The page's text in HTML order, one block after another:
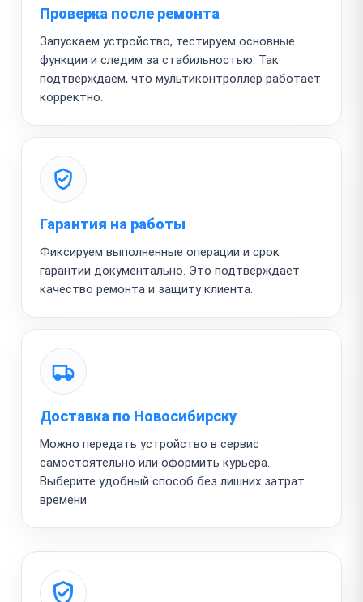
Проверка после ремонта
Запускаем устройство, тестируем основные
функции и следим за стабильностью. Так
подтверждаем, что мультиконтроллер работает
корректно.
Гарантия на работы
Фиксируем выполненные операции и срок
гарантии документально. Это подтверждает
качество ремонта и защиту клиента.
Доставка по Новосибирску
Можно передать устройство в сервис
самостоятельно или оформить курьера.
Выберите удобный способ без лишних затрат
времени